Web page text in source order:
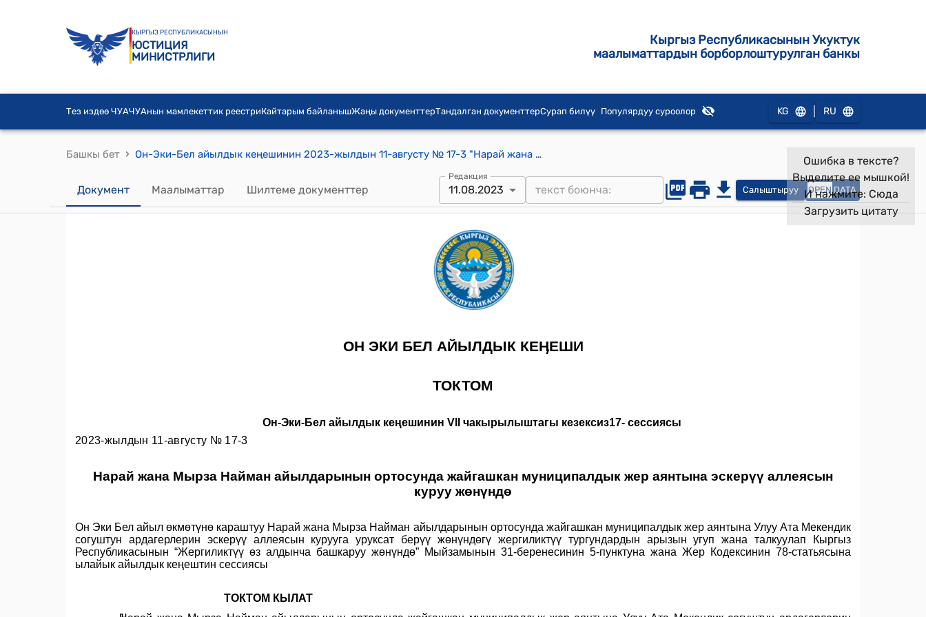
КЫРГЫЗ РЕСПУБЛИКАСЫНЫН
ЮСТИЦИЯ
МИНИСТРЛИГИ
Кыргыз Республикасынын Укуктук
маалыматтардын борборлоштурулган банкы
Тез издөө ЧУАЧУАнын мамлекеттик реестриКайтарым байланышЖаңы документтерТандалган документтерСурап билүү Популярдуу суроолор KG RU
Башкы бет › Он-Эки-Бел айылдык кеңешинин 2023-жылдын 11-августу № 17-3 "Нарай жана Мырза Найман айылдарынын ортосунда жайгашкан муниципалдык жер аянтына эскерүү аллеясын куруу жөнүндө" токтому
Документ Маалыматтар Шилтеме документтер
Редакция
11.08.2023 Салыштыруу OPEN DATA
Ошибка в тексте?
Выделите ее мышкой!
И нажмите: Сюда
Загрузить цитату